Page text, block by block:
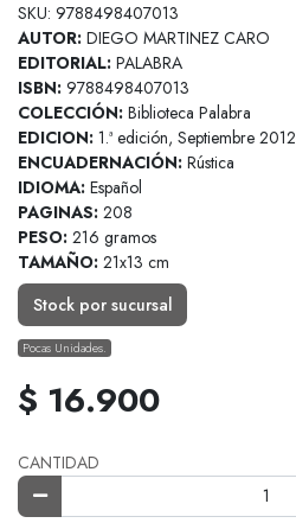
SKU: 9788498407013
AUTOR: DIEGO MARTINEZ CARO
EDITORIAL: PALABRA
ISBN: 9788498407013
COLECCIÓN: Biblioteca Palabra
EDICION: 1.ª edición, Septiembre 2012
ENCUADERNACIÓN: Rústica
IDIOMA: Español
PAGINAS: 208
PESO: 216 gramos
TAMAÑO: 21x13 cm
Stock por sucursal
Pocas Unidades.
$ 16.900
CANTIDAD